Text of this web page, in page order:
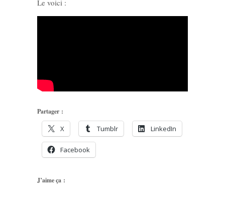
Le voici :
Partager :
X Tumblr LinkedIn
Facebook
J’aime ça :